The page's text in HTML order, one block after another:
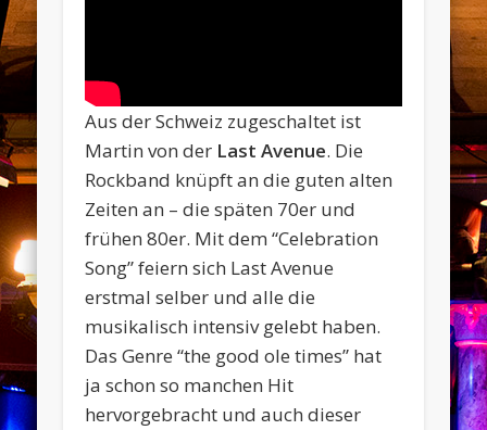
Aus der Schweiz zugeschaltet ist
Martin von der Last Avenue. Die
Rockband knüpft an die guten alten
Zeiten an – die späten 70er und
frühen 80er. Mit dem “Celebration
Song” feiern sich Last Avenue
erstmal selber und alle die
musikalisch intensiv gelebt haben.
Das Genre “the good ole times” hat
ja schon so manchen Hit
hervorgebracht und auch dieser